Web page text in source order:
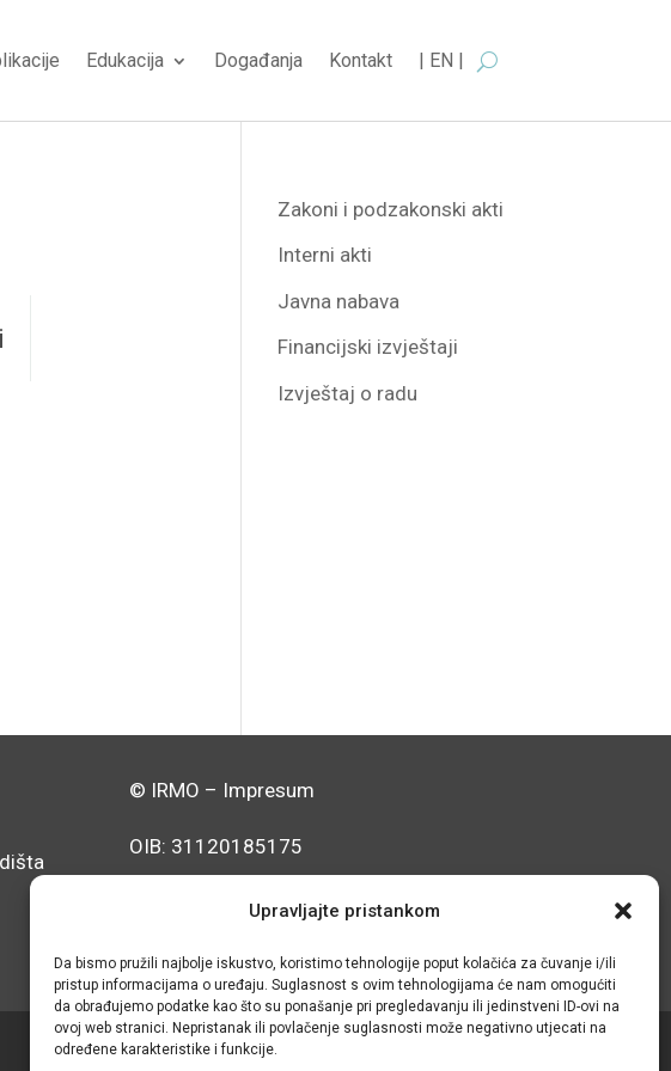
Upravljajte pristankom
Da bismo pružili najbolje iskustvo, koristimo tehnologije poput kolačića za čuvanje i/ili
pristup informacijama o uređaju. Suglasnost s ovim tehnologijama će nam omogućiti
da obrađujemo podatke kao što su ponašanje pri pregledavanju ili jedinstveni ID-ovi na
ovoj web stranici. Nepristanak ili povlačenje suglasnosti može negativno utjecati na
određene karakteristike i funkcije.
Edukacija Događanja Kontakt | EN |
Zakoni i podzakonski akti
Interni akti
Javna nabava
Financijski izvještaji
Izvještaj o radu
© IRMO – Impresum
OIB: 31120185175